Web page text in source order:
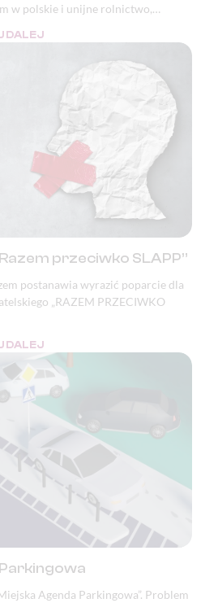
w polskie i unijne rolnictwo,
klimatycznym i demokratycznym.
DALEJ
przeciwko SLAPP”
postanawia wyrazić poparcie dla
„RAZEM PRZECIWKO
DALEJ
Agenda Parkingowa”. Problem